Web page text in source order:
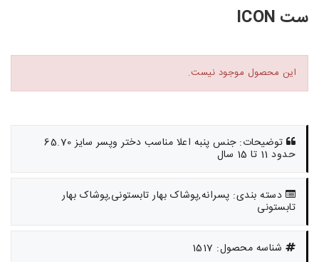
ست ICON
این محصول موجود نیست.
توضیحات: جنس پنبه اعلا مناسب دختر وپسر سایز 65.70
حدود 11 تا 15 سال
دسته بندی: پسرانه,پوشاک بهار تابستونی,پوشاک بهار
تابستونی
شناسه محصول: 1517